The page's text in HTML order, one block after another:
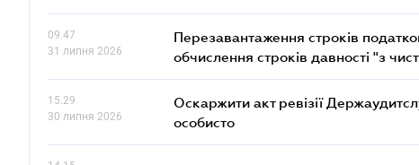
09.47
31 липня 2026
Перезавантаження строків
обчислення строків давності "з
15.29
30 липня 2026
Оскаржити акт ревізії
особисто